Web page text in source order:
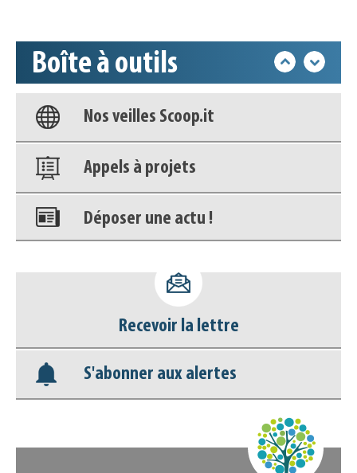
Boîte à outils
Base documentaire
Nos veilles Scoop.it
Appels à projets
Déposer une actu !
déconnecter)
Base documentaire
Nos veilles Scoop.it
Recevoir la lettre
S'abonner aux alertes